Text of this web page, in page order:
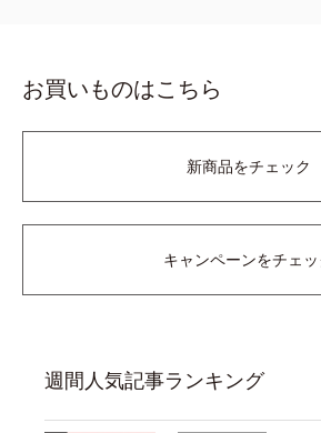
お買いものはこちら
新商品をチェック
キャンペーンをチェッ
週間人気記事ランキング